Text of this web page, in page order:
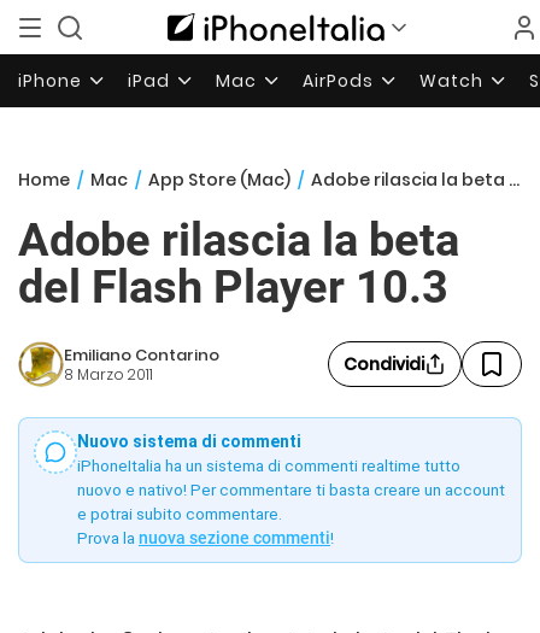
iPhone iPad Mac AirPods Watch
Home / Mac / App Store (Mac) / Adobe rilascia la beta del Flash Player 10.3
Adobe rilascia la beta
del Flash Player 10.3
Emiliano Contarino
8 Marzo 2011 Condividi
Nuovo sistema di commenti
iPhoneItalia ha un sistema di commenti realtime tutto
nuovo e nativo! Per commentare ti basta creare un account
e potrai subito commentare.
Prova la nuova sezione commenti!